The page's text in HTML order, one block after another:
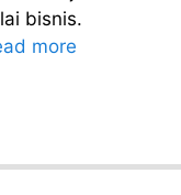
bisnis.
more